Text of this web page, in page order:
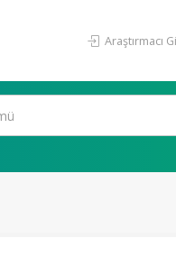
Araştırmacı